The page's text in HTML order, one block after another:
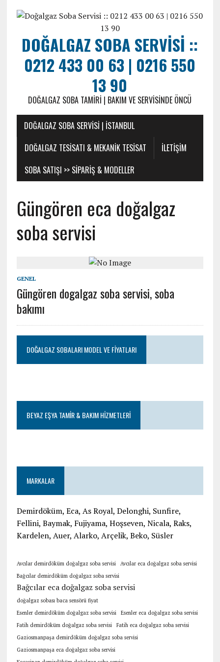
DOĞALGAZ SOBA SERVISI ::
0212 433 00 63 | 0216 550
13 90
DOĞALGAZ SOBA TAMIRI | BAKIM VE SERVISINDE ÖNCÜ
DOĞALGAZ SOBA SERVISI | İSTANBUL
DOĞALGAZ TESISATI & MEKANIK TESISAT
ILETIŞIM
SOBA SATIŞI >> SIPARIŞ & MODELLER
Güngören eca doğalgaz
soba servisi
GENEL
Güngören dogalgaz soba servisi, soba
bakımı
DOĞALGAZ SOBALARI MODEL VE FIYATLARI
BEYAZ EŞYA TAMIR & BAKIM HIZMETLERI
MARKALAR
Demirdöküm, Eca, As Royal, Delonghi, Sunfire,
Fellini, Baymak, Fujiyama, Hoşseven, Nicala, Raks,
Kardelen, Auer, Alarko, Arçelik, Beko, Süsler
Avcılar demirdöküm doğalgaz soba servisi
Avcılar eca doğalgaz soba servisi
Bağcılar demirdöküm doğalgaz soba servisi
Bağcılar eca doğalgaz soba servisi
doğalgaz sobası baca sensörü fiyat
Esenler demirdöküm doğalgaz soba servisi
Esenler eca doğalgaz soba servisi
Fatih demirdöküm doğalgaz soba servisi
Fatih eca doğalgaz soba servisi
Gaziosmanpaşa demirdöküm doğalgaz soba servisi
Gaziosmanpaşa eca doğalgaz soba servisi